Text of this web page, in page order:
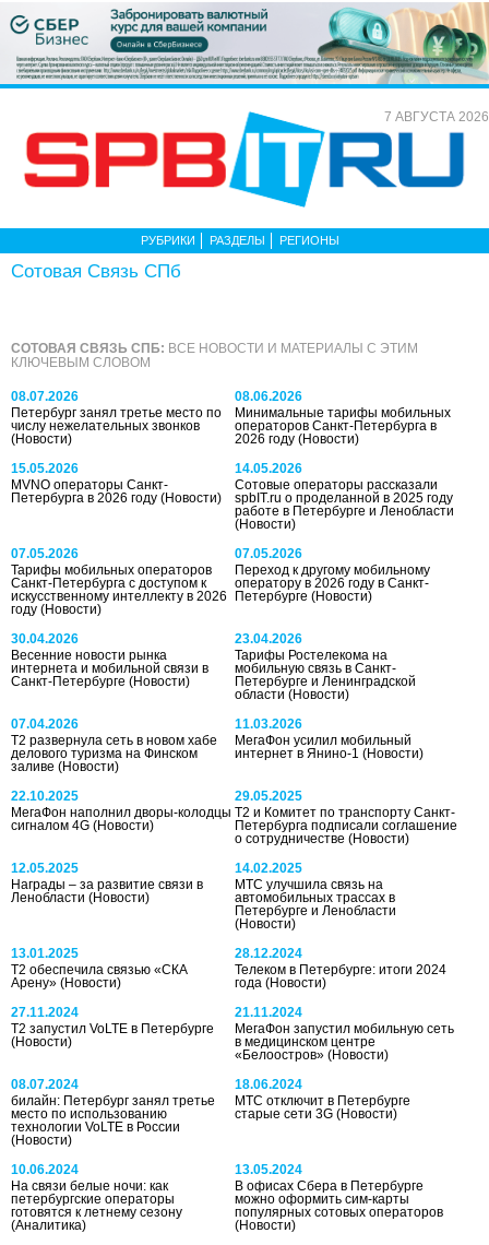
7 АВГУСТА 2026
РУБРИКИ РАЗДЕЛЫ РЕГИОНЫ
Сотовая Связь СПб
СОТОВАЯ СВЯЗЬ СПБ: ВСЕ НОВОСТИ И МАТЕРИАЛЫ С ЭТИМ
КЛЮЧЕВЫМ СЛОВОМ
08.07.2026
Петербург занял третье место по
числу нежелательных звонков
(Новости)
08.06.2026
Минимальные тарифы мобильных
операторов Санкт-Петербурга в
2026 году(Новости)
15.05.2026
MVNO операторы Санкт-
Петербурга в 2026 году (Новости)
14.05.2026
Сотовые операторы рассказали
spbIT.ru о проделанной в 2025 году
работе в Петербурге и Ленобласти
(Новости)
07.05.2026
Тарифы мобильных операторов
Санкт-Петербурга с доступом к
искусственному интеллекту в 2026
году (Новости)
07.05.2026
Переход к другому мобильному
оператору в 2026 году в Санкт-
Петербурге(Новости)
30.04.2026
Весенние новости рынка
интернета и мобильной связи в
Санкт-Петербурге (Новости)
23.04.2026
Тарифы Ростелекома на
мобильную связь в Санкт-
Петербурге и Ленинградской
области(Новости)
07.04.2026
T2 развернула сеть в новом хабе
делового туризма на Финском
заливе (Новости)
11.03.2026
МегаФон усилил мобильный
интернет в Янино-1(Новости)
22.10.2025
МегаФон наполнил дворы-колодцы
сигналом 4G (Новости)
29.05.2025
T2 и Комитет по транспорту Санкт-
Петербурга подписали соглашение
о сотрудничестве(Новости)
12.05.2025
Награды – за развитие связи в
Ленобласти (Новости)
14.02.2025
МТС улучшила связь на
автомобильных трассах в
Петербурге и Ленобласти
(Новости)
13.01.2025
Т2 обеспечила связью «СКА
Арену» (Новости)
28.12.2024
Телеком в Петербурге: итоги 2024
года(Новости)
27.11.2024
T2 запустил VoLTE в Петербурге
(Новости)
21.11.2024
МегаФон запустил мобильную сеть
в медицинском центре
«Белоостров»(Новости)
08.07.2024
билайн: Петербург занял третье
место по использованию
технологии VoLTE в России
(Новости)
18.06.2024
МТС отключит в Петербурге
старые сети 3G(Новости)
10.06.2024
На связи белые ночи: как
петербургские операторы
готовятся к летнему сезону
(Аналитика)
13.05.2024
В офисах Сбера в Петербурге
можно оформить сим-карты
популярных сотовых операторов
(Новости)